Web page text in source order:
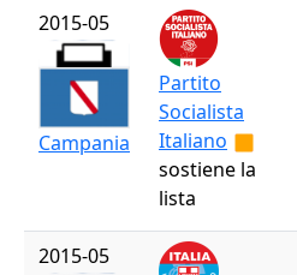
2015-05
Campania
Partito
Socialista
Italiano
sostiene la
lista
2015-05